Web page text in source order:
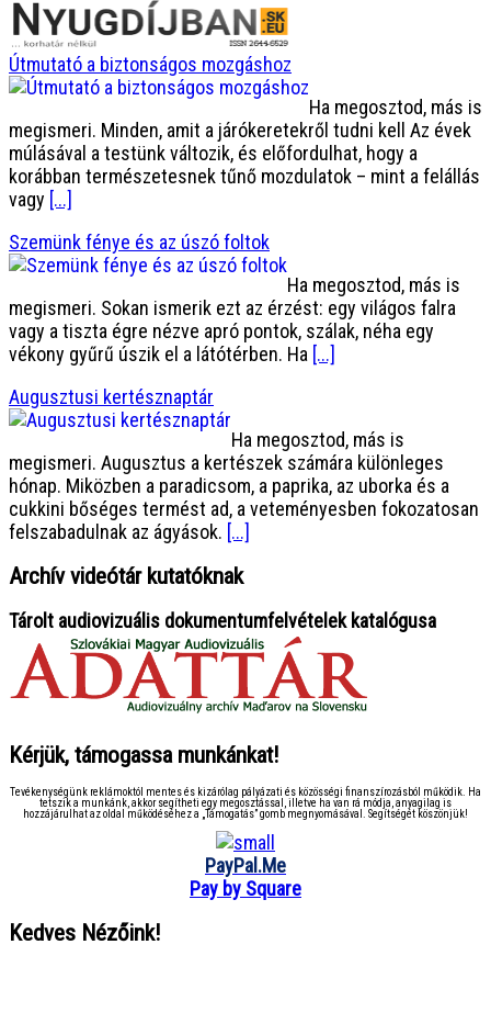
Útmutató a biztonságos mozgáshoz
Ha megosztod, más is
megismeri. Minden, amit a járókeretekről tudni kell Az évek
múlásával a testünk változik, és előfordulhat, hogy a
korábban természetesnek tűnő mozdulatok – mint a felállás
vagy [...]
Szemünk fénye és az úszó foltok
Ha megosztod, más is
megismeri. Sokan ismerik ezt az érzést: egy világos falra
vagy a tiszta égre nézve apró pontok, szálak, néha egy
vékony gyűrű úszik el a látótérben. Ha [...]
Augusztusi kertésznaptár
Ha megosztod, más is
megismeri. Augusztus a kertészek számára különleges
hónap. Miközben a paradicsom, a paprika, az uborka és a
cukkini bőséges termést ad, a veteményesben fokozatosan
felszabadulnak az ágyások. [...]
Archív videótár kutatóknak
Tárolt audiovizuális dokumentumfelvételek katalógusa
Kérjük, támogassa munkánkat!
Tevékenységünk reklámoktól mentes és kizárólag pályázati és közösségi finanszírozásból működik. Ha
tetszik a munkánk, akkor segítheti egy megosztással, illetve ha van rá módja, anyagilag is
hozzájárulhat az oldal működéséhez a „Támogatás” gomb megnyomásával. Segítségét köszönjük!
PayPal.Me
Pay by Square
Kedves Nézőink!